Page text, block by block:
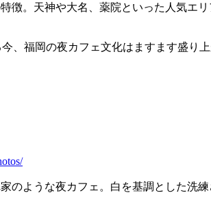
徴。天神や大名、薬院といった人気エ
、福岡の夜カフェ文化はますます盛り上
のような夜カフェ。白を基調とした洗